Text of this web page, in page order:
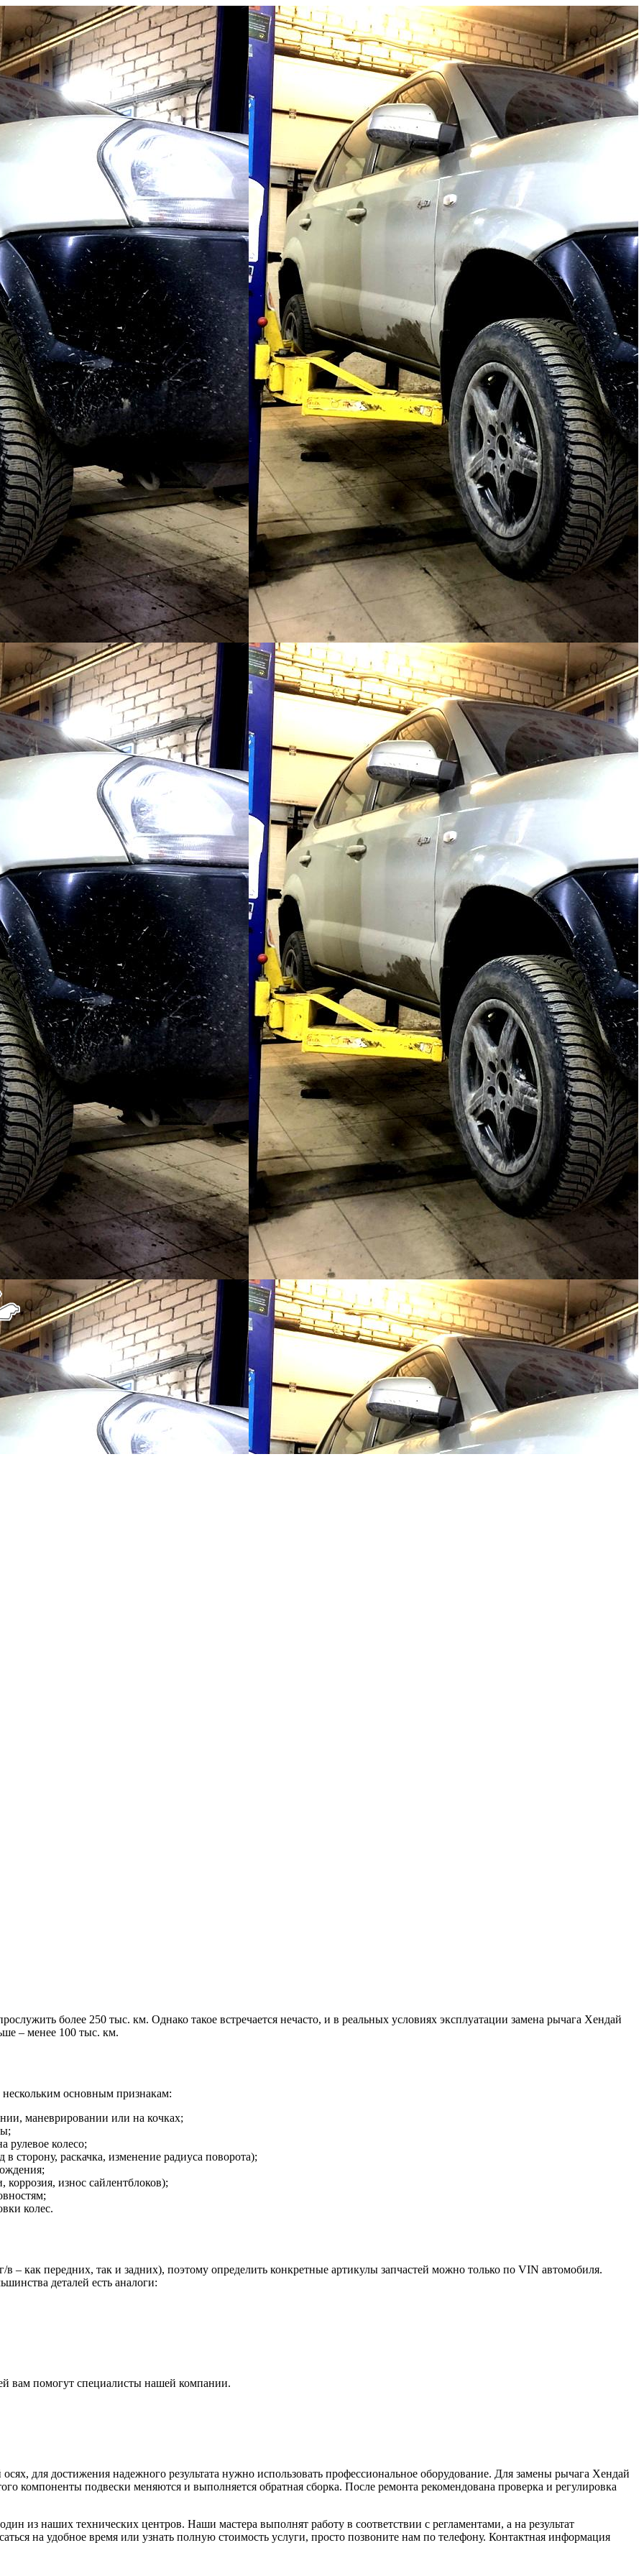
более 250 тыс. км. Однако такое встречается нечасто, и в реальных условиях эксплуатации замена рычага Хендай
– менее 100 тыс. км.
основным признакам:
маневрировании или на кочках;
рулевое колесо;
сторону, раскачка, изменение радиуса поворота);
износ сайлентблоков);
колес.
– как передних, так и задних), поэтому определить конкретные артикулы запчастей можно только по VIN автомобиля.
деталей есть аналоги:
вам помогут специалисты нашей компании.
для достижения надежного результата нужно использовать профессиональное оборудование. Для замены рычага Хендай
компоненты подвески меняются и выполняется обратная сборка. После ремонта рекомендована проверка и регулировка
из наших технических центров. Наши мастера выполнят работу в соответствии с регламентами, а на результат
на удобное время или узнать полную стоимость услуги, просто позвоните нам по телефону. Контактная информация